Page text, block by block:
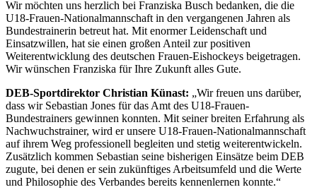
Wir möchten uns herzlich bei Franziska Busch bedanken, die die
U18-Frauen-Nationalmannschaft in den vergangenen Jahren als
Bundestrainerin betreut hat. Mit enormer Leidenschaft und
Einsatzwillen, hat sie einen großen Anteil zur positiven
Weiterentwicklung des deutschen Frauen-Eishockeys beigetragen.
Wir wünschen Franziska für Ihre Zukunft alles Gute.
DEB-Sportdirektor Christian Künast: „Wir freuen uns darüber,
dass wir Sebastian Jones für das Amt des U18-Frauen-
Bundestrainers gewinnen konnten. Mit seiner breiten Erfahrung als
Nachwuchstrainer, wird er unsere U18-Frauen-Nationalmannschaft
auf ihrem Weg professionell begleiten und stetig weiterentwickeln.
Zusätzlich kommen Sebastian seine bisherigen Einsätze beim DEB
zugute, bei denen er sein zukünftiges Arbeitsumfeld und die Werte
und Philosophie des Verbandes bereits kennenlernen konnte.“